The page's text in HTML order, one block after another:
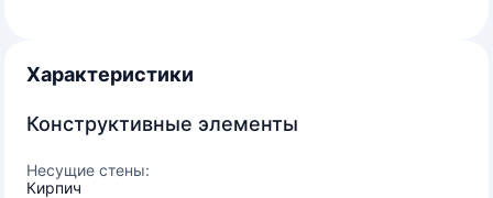
Характеристики
Конструктивные элементы
Несущие стены:
Кирпич